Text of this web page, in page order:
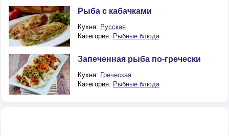
Рыба с кабачками
Кухня: Русская
Категория: Рыбные блюда
Запеченная рыба по-гречески
Кухня: Греческая
Категория: Рыбные блюда